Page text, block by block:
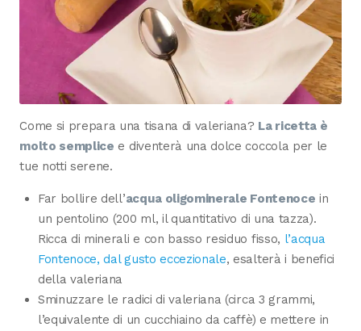
Come si prepara una tisana di valeriana? La ricetta è
molto semplice e diventerà una dolce coccola per le
tue notti serene.
Far bollire dell’acqua oligominerale Fontenoce in
un pentolino (200 ml, il quantitativo di una tazza).
Ricca di minerali e con basso residuo fisso, l’acqua
Fontenoce, dal gusto eccezionale, esalterà i benefici
della valeriana
Sminuzzare le radici di valeriana (circa 3 grammi,
l’equivalente di un cucchiaino da caffè) e mettere in